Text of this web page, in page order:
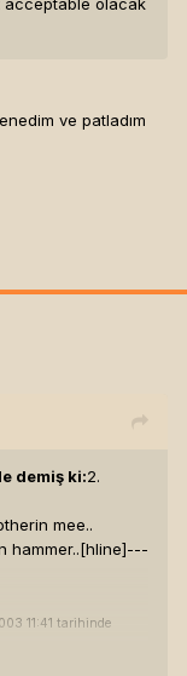
acceptable olacak
ve patladım
demiş ki:2.
mee..
hammer..[hline]---
11:41 tarihinde